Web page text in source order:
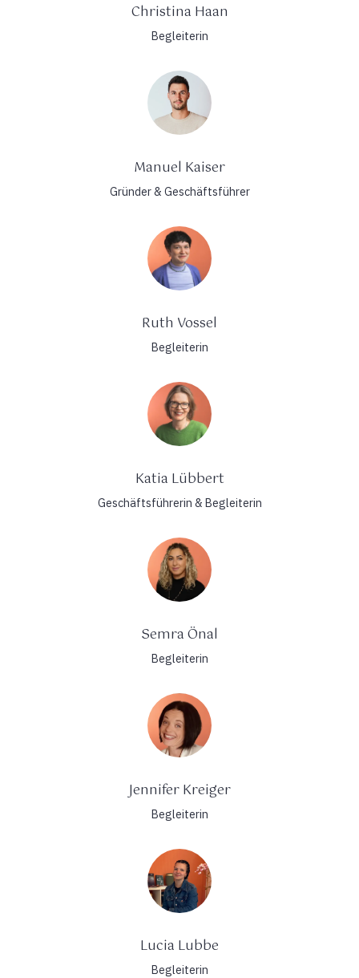
Christina Haan
Begleiterin
Manuel Kaiser
Gründer & Geschäftsführer
Ruth Vossel
Begleiterin
Katia Lübbert
Geschäftsführerin & Begleiterin
Semra Önal
Begleiterin
Jennifer Kreiger
Begleiterin
Lucia Lubbe
Begleiterin